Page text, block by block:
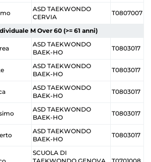
ASD TAEKWONDO
CERVIA
T0807007
M Over 60 (>= 61 anni)
ASD TAEKWONDO
BAEK-HO
T0803017
ASD TAEKWONDO
BAEK-HO
T0803017
ASD TAEKWONDO
BAEK-HO
T0803017
ASD TAEKWONDO
BAEK-HO
T0803017
ASD TAEKWONDO
BAEK-HO
T0803017
SCUOLA DI